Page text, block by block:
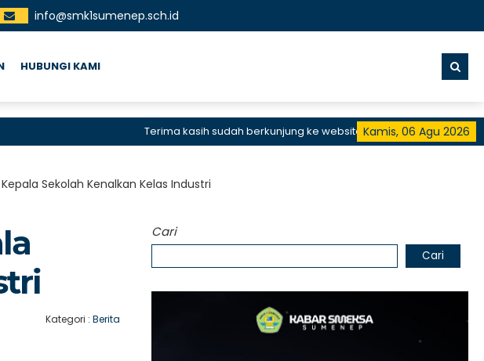
info@smk1sumenep.sch.id
HUBUNGI KAMI
Kamis, 06 Agu 2026
Terima kasih sudah berkunjung ke website resmi SMKN 1 Sumenep, SMK
Sekolah Kenalkan Kelas Industri
Kategori :Berita
Cari
Cari